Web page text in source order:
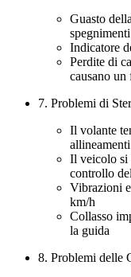
Guasto
Indicatore
Perdite di
causano un
7. Problemi di
Il volante
allineamenti
Il veicolo si
controllo
Vibrazioni
km/h
Collasso
la guida
8. Problemi delle